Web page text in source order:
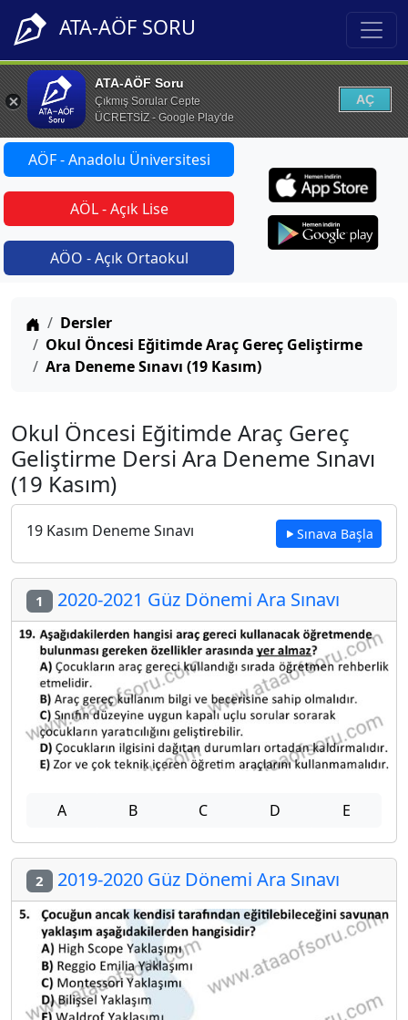
ATA-AÖF SORU
ATA-AÖF Soru
Çıkmış Sorular Cepte
ÜCRETSİZ - Google Play'de
AÇ
AÖF - Anadolu Üniversitesi
AÖL - Açık Lise
AÖO - Açık Ortaokul
Anasayfa
Dersler
Okul Öncesi Eğitimde Araç Gereç Geliştirme
Ara Deneme Sınavı (19 Kasım)
Okul Öncesi Eğitimde Araç Gereç
Geliştirme Dersi Ara Deneme Sınavı
(19 Kasım)
19 Kasım Deneme Sınavı Sınava Başla
1 2020-2021 Güz Dönemi Ara Sınavı
A B C D E
2 2019-2020 Güz Dönemi Ara Sınavı